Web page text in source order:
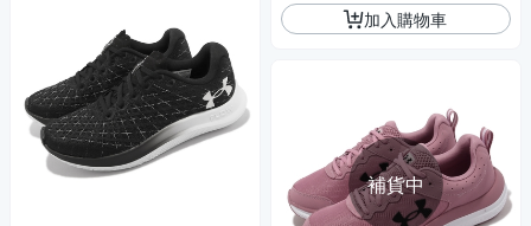
加入購物車
補貨中